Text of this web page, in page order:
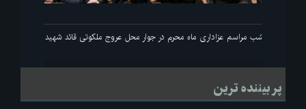
اولین شب مراسم عزاداری ماه محرم در جوار محل عروج ملکوتی قائد شهید انقلاب
پر بیننده ترین